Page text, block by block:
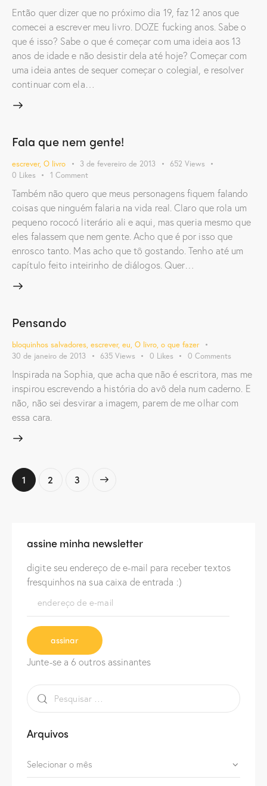
Então quer dizer que no próximo dia 19, faz 12 anos que
comecei a escrever meu livro. DOZE fucking anos. Sabe o
que é isso? Sabe o que é começar com uma ideia aos 13
anos de idade e não desistir dela até hoje? Começar com
uma ideia antes de sequer começar o colegial, e resolver
continuar com ela…
Fala que nem gente!
escrever, O livro 3 de fevereiro de 2013 652 Views
0 Likes 1 Comment
Também não quero que meus personagens fiquem falando
coisas que ninguém falaria na vida real. Claro que rola um
pequeno rococó literário ali e aqui, mas queria mesmo que
eles falassem que nem gente. Acho que é por isso que
enrosco tanto. Mas acho que tô gostando. Tenho até um
capítulo feito inteirinho de diálogos. Quer…
Pensando
bloquinhos salvadores, escrever, eu, O livro, o que fazer
30 de janeiro de 2013
635 Views 0 Likes 0 Comments
Inspirada na Sophia, que acha que não é escritora, mas me
inspirou escrevendo a história do avô dela num caderno. E
não, não sei desvirar a imagem, parem de me olhar com
essa cara.
1 2 3
>
assine minha newsletter
digite seu endereço de e-mail para receber textos
fresquinhos na sua caixa de entrada :)
assinar
Junte-se a 6 outros assinantes
Arquivos